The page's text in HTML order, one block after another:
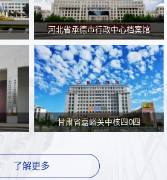
河北省承德市行政中心档案馆
甘肃省嘉峪关中核四0四
了解更多